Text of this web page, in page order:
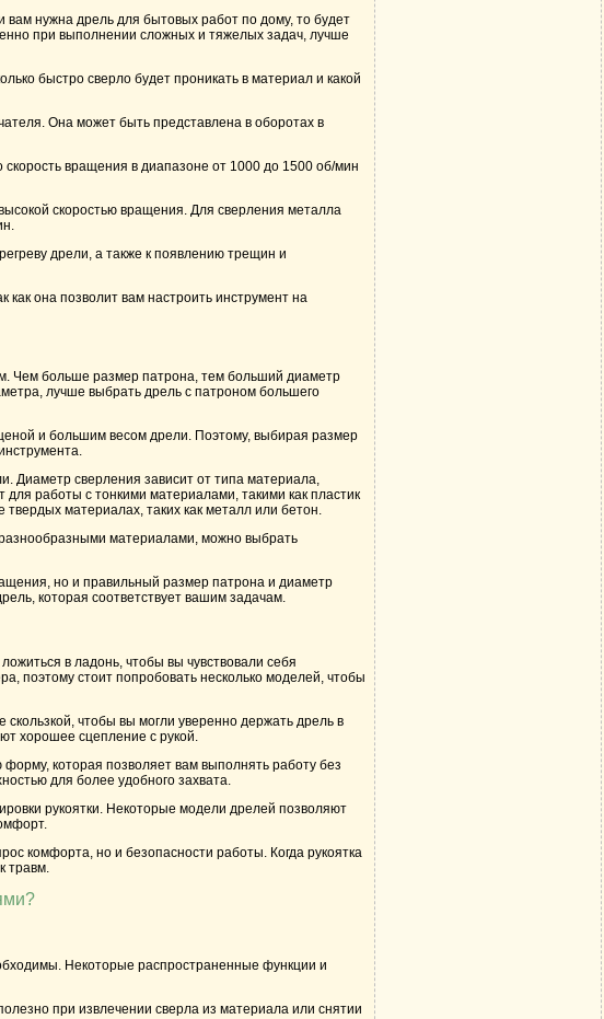
нужна дрель для бытовых работ по дому, то будет
при выполнении сложных и тяжелых задач, лучше
быстро сверло будет проникать в материал и какой
Она может быть представлена в оборотах в
скорость вращения в диапазоне от 1000 до 1500 об/мин
скоростью вращения. Для сверления металла
дрели, а также к появлению трещин и
она позволит вам настроить инструмент на
Чем больше размер патрона, тем больший диаметр
лучше выбрать дрель с патроном большего
и большим весом дрели. Поэтому, выбирая размер
Диаметр сверления зависит от типа материала,
работы с тонкими материалами, такими как пластик
материалах, таких как металл или бетон.
материалами, можно выбрать
но и правильный размер патрона и диаметр
которая соответствует вашим задачам.
в ладонь, чтобы вы чувствовали себя
поэтому стоит попробовать несколько моделей, чтобы
чтобы вы могли уверенно держать дрель в
хорошее сцепление с рукой.
которая позволяет вам выполнять работу без
для более удобного захвата.
рукоятки. Некоторые модели дрелей позволяют
комфорта, но и безопасности работы. Когда рукоятка
травм.
Некоторые распространенные функции и
при извлечении сверла из материала или снятии